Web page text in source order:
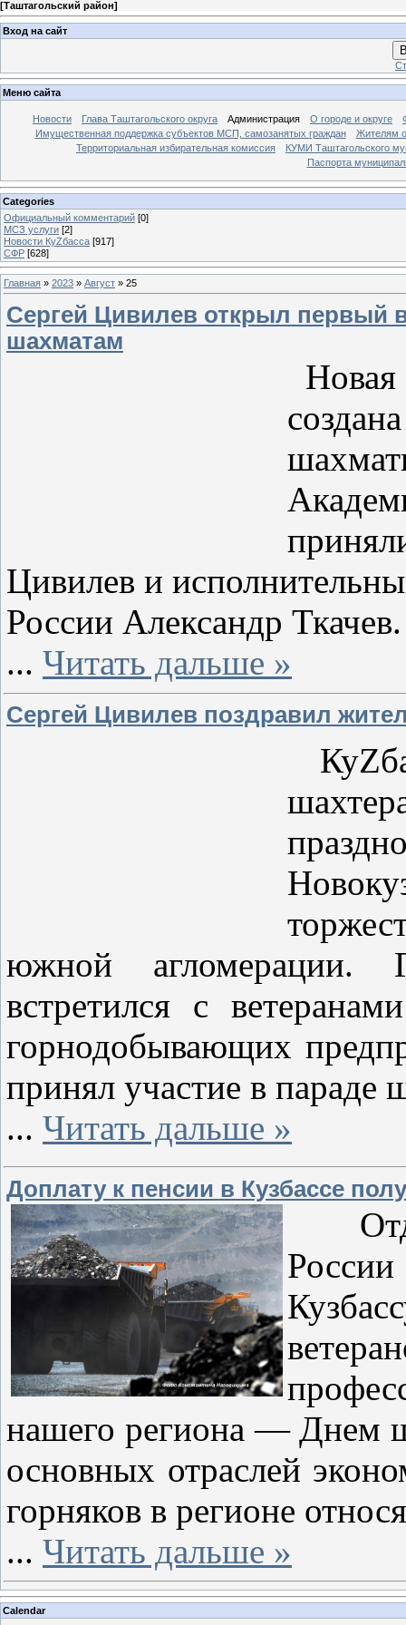
[Таштагольский район]
Вход на сайт
Меню сайта
Новости Глава Таштагольского округа Администрация О городе и округе
Имущественная поддержка субъектов МСП, самозанятых граждан
Жителям
Территориальная избирательная комиссия
КУМИ Таштагольского
Паспорта
Categories
Официальный комментарий [0]
МСЗ услуги [2]
Новости КуZбасса [917]
СФР [628]
Главная » 2023 » Август » 25
Сергей Цивилев открыл первый
шахматам
Новая
Цивилев и
России Александр Ткачев.
... Читать дальше »
Сергей Цивилев поздравил
южной агломерации.
встретился с
горнодобывающих
принял участие в параде
... Читать дальше »
Доплату к пенсии в Кузбассе
нашего региона — Днем
основных отраслей
горняков в регионе
... Читать дальше »
Calendar